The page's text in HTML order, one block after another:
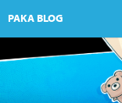
PAKA BLOG